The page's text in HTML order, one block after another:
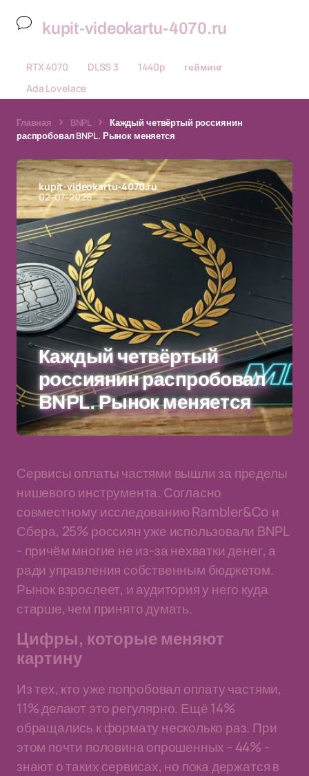
kupit-videokartu-4070.ru
RTX 4070 DLSS 3 1440p
гейминг
Ada Lovelace
Главная BNPL
Каждый четвёртый россиянин
распробовал BNPL. Рынок меняется
kupit-videokartu-4070.ru
02-07-2026
Каждый четвёртый
россиянин распробовал
BNPL. Рынок меняется
Сервисы оплаты частями вышли за пределы
нишевого инструмента. Согласно
совместному исследованию Rambler&Co и
Сбера, 25% россиян уже использовали BNPL
- причём многие не из-за нехватки денег, а
ради управления собственным бюджетом.
Рынок взрослеет, и аудитория у него куда
старше, чем принято думать.
Цифры, которые меняют
картину
Из тех, кто уже попробовал оплату частями,
11% делают это регулярно. Ещё 14%
обращались к формату несколько раз. При
этом почти половина опрошенных - 44% -
знают о таких сервисах, но пока держатся в